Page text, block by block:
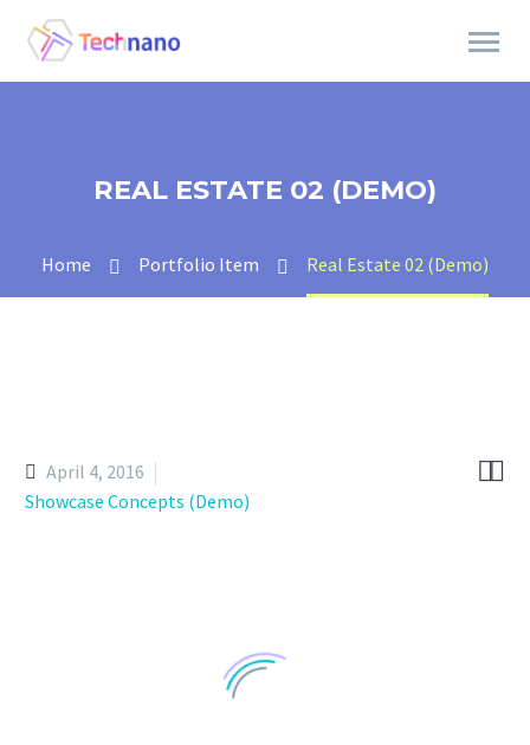
REAL ESTATE 02 (DEMO)
Home Portfolio Item Real Estate 02 (Demo)

April 4, 2016
Showcase Concepts (Demo)